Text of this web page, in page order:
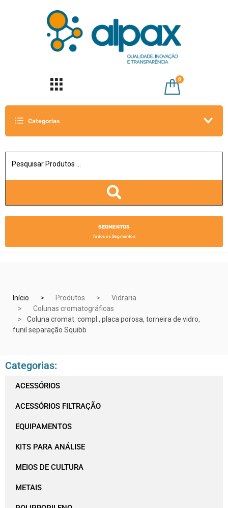
0
Categorias
SEGMENTOS
Todos os Segmentos
Início Produtos
Vidraria
Colunas cromatográficas
Coluna cromat. compl., placa porosa, torneira de vidro,
funil separação Squibb
Categorias:
ACESSÓRIOS
ACESSÓRIOS FILTRAÇÃO
EQUIPAMENTOS
KITS PARA ANÁLISE
MEIOS DE CULTURA
METAIS